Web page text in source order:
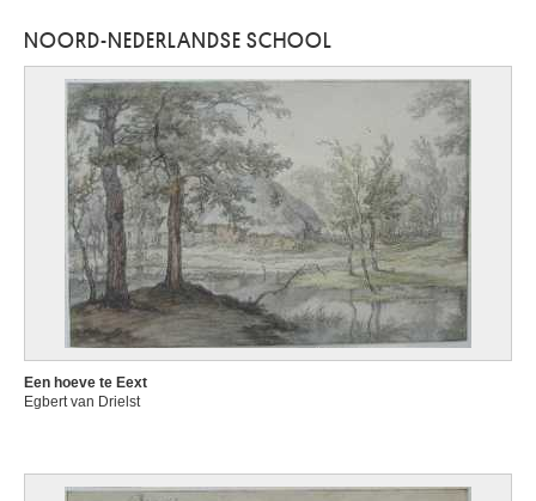
NOORD-NEDERLANDSE SCHOOL
Een hoeve te Eext
Egbert van Drielst